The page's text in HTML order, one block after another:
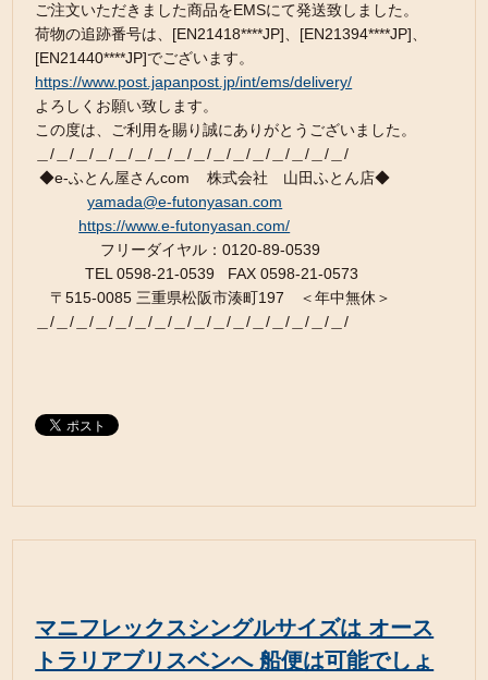
ご注文いただきました商品をEMSにて発送致しました。
荷物の追跡番号は、[EN21418****JP]、[EN21394****JP]、
[EN21440****JP]でございます。
https://www.post.japanpost.jp/int/ems/delivery/
よろしくお願い致します。
この度は、ご利用を賜り誠にありがとうございました。
＿/＿/＿/＿/＿/＿/＿/＿/＿/＿/＿/＿/＿/＿/＿/＿/
◆e-ふとん屋さんcom 株式会社 山田ふとん店◆
yamada@e-futonyasan.com
https://www.e-futonyasan.com/
フリーダイヤル：0120-89-0539
TEL 0598-21-0539 FAX 0598-21-0573
〒515-0085 三重県松阪市湊町197 ＜年中無休＞
＿/＿/＿/＿/＿/＿/＿/＿/＿/＿/＿/＿/＿/＿/＿/＿/
マニフレックスシングルサイズは オース
トラリアブリスベンへ 船便は可能でしょ